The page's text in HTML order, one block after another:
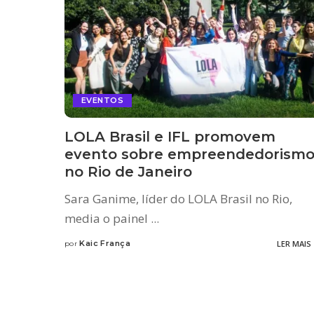
EVENTOS
LOLA Brasil e IFL promovem
evento sobre empreendedorismo
no Rio de Janeiro
Sara Ganime, líder do LOLA Brasil no Rio,
media o painel ...
por Kaic França LER MAIS